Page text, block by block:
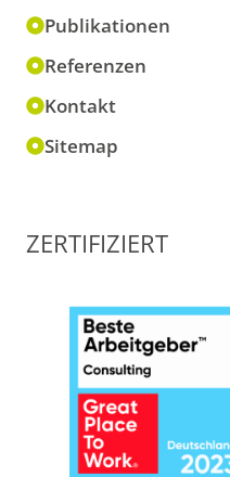
Publikationen
Referenzen
Kontakt
Sitemap
ZERTIFIZIERT